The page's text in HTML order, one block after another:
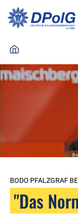
BODO PFALZGRAF
"Das